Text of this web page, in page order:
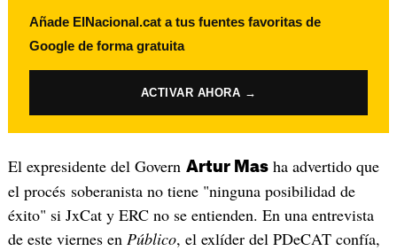
Añade ElNacional.cat a tus fuentes favoritas de
Google de forma gratuita
ACTIVAR AHORA →
El expresidente del Govern Artur Masha advertido que
el procés soberanista no tiene "ninguna posibilidad de
éxito" si JxCat y ERC no se entienden. En una entrevista
de este viernes en Público, el exlíder del PDeCAT confía,